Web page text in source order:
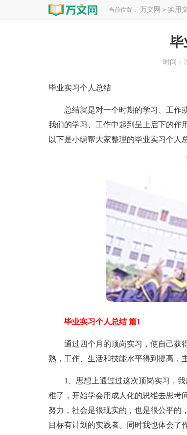
当前位置： 万文网 > 实用
毕
时间：
毕业实习个人总结
总结就是对一个时期的学习、工作或
我们的学习、工作中起到呈上启下的作
以下是小编帮大家整理的毕业实习个人
毕业实习个人总结 篇1
通过四个月的顶岗实习，使自己获得
熟，工作、生活和技能水平得到提高，
1、思想上通过过这次顶岗实习，我
稚了，开始学会用成人化的思维去思考
努力，社会是很现实的，也是很公平的
目标有计划的实践者。同时我也体会了